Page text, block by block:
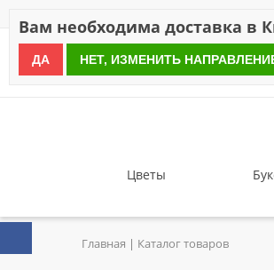
since 1999
Цветы
Главная Каталог товаров
Вам необходима доставка в
ДА НЕТ, ИЗМЕНИТЬ